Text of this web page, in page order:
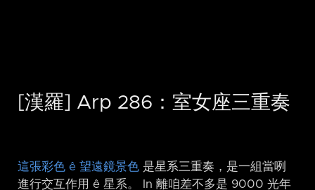
[漢羅] Arp 286：室女座三重奏
這張彩色 ê 望遠鏡景色 是星系三重奏，是一組當咧
進行交互作用 ê 星系。 In 離咱差不多是 9000 光年